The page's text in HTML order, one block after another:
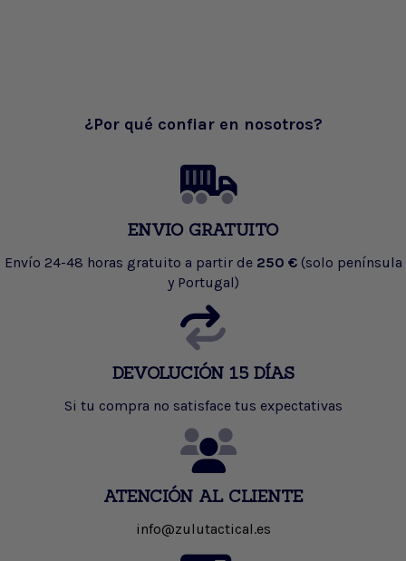
¿Por qué confiar en nosotros?
ENVIO GRATUITO
Envío 24-48 horas gratuito a partir de 250 € (solo península
y Portugal)
DEVOLUCIÓN 15 DÍAS
Si tu compra no satisface tus expectativas
ATENCIÓN AL CLIENTE
info@zulutactical.es